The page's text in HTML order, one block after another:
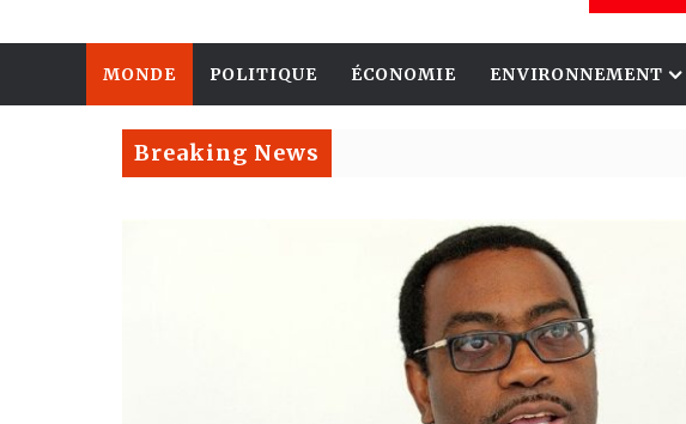
MONDE POLITIQUE ÉCONOMIE ENVIRONNEMENT
Breaking News